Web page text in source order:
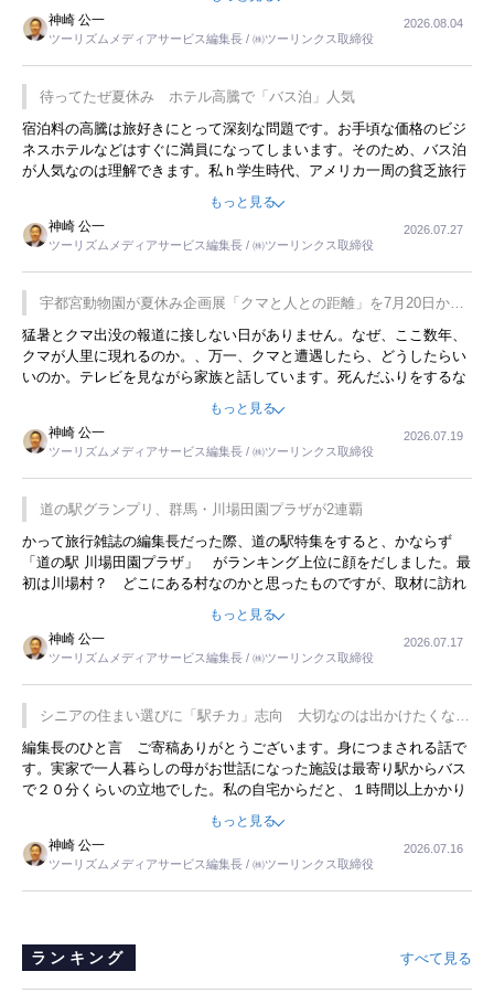
限らず外国人にとっても楽しみが増えるでしょうね。
神崎 公一
ツーリズムメディアサービス編集長 / ㈱ツーリンクス取締役
2026.08.04
待ってたぜ夏休み ホテル高騰で「バス泊」人気
宿泊料の高騰は旅好きにとって深刻な問題です。お手頃な価格のビジ
ネスホテルなどはすぐに満員になってしまいます。そのため、バス泊
が人気なのは理解できます。私ｈ学生時代、アメリカ一周の貧乏旅行
をした時は、移動はグレイハウンドバスでした。夕方から夜の便を利
用してホテル代を浮かせていました。ただし、若いからできたことで
す。若い人が夜行バスで京都に行った、青森に行ったと聞くと、疲れ
が残らないのかなと思ってしまいます。
もっと見る
神崎 公一
ツーリズムメディアサービス編集長 / ㈱ツーリンクス取締役
2026.07.27
宇都宮動物園が夏休み企画展「クマと人との距離」を7月20日から
開催
猛暑とクマ出没の報道に接しない日がありません。なぜ、ここ数年、
クマが人里に現れるのか。、万一、クマと遭遇したら、どうしたらい
いのか。テレビを見ながら家族と話しています。死んだふりをするな
んてことは、冗談でもいえません。そんな中で、この企画展はタイム
もっと見る
神崎 公一
ツーリズムメディアサービス編集長 / ㈱ツーリンクス取締役
2026.07.19
道の駅グランプリ、群馬・川場田園プラザが2連覇
かって旅行雑誌の編集長だった際、道の駅特集をすると、かならず
「道の駅 川場田園プラザ」 がランキング上位に顔をだしました。最
初は川場村？ どこにある村なのかと思ったものですが、取材に訪れ
永井 彰一社長にインタビューしたら、興味深い話が次々が飛び出しま
した。プレゼンも巧みで、今でも思い出すことが２つあります。一つ
は、従業員に東京ディズニーランドを見学させ、サービス業、接客業
の何かを理解してもらっていることです。 もう一つは1800円もする
プレミアムヨーグルトを販売するにあたり、社内に懸念もあったそう
です。永井社長は、駐車場に都内ナンバーの高級外車が停まっている
ことに目をつけ、高級商品でも売れると確信したそうです。今回の記
事を懐かしく読みました。
もっと見る
神崎 公一
ツーリズムメディアサービス編集長 / ㈱ツーリンクス取締役
2026.07.17
シニアの住まい選びに「駅チカ」志向 大切なのは出かけたくなる
暮らし
編集長のひと言 ご寄稿ありがとうございます。身につまされる話で
す。実家で一人暮らしの母がお世話になった施設は最寄り駅からバス
で２０分くらいの立地でした。私の自宅からだと、１時間以上かかり
ました。母の住まいから近いという理由で、その施設を選択したので
すが、私と妹にとっては、半日仕事ででした。シニアの住まい選び
は、当人だけではなく、世話をする家族の足の便も考えない外池ない
と思いました。
もっと見る
神崎 公一
ツーリズムメディアサービス編集長 / ㈱ツーリンクス取締役
2026.07.16
ランキング すべて見る